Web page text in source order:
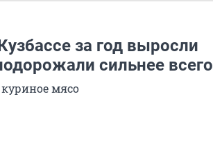
за год выросли
сильнее всего
мясо